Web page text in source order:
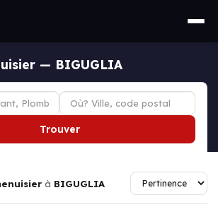
— BIGUGLIA
Trouver
à BIGUGLIA